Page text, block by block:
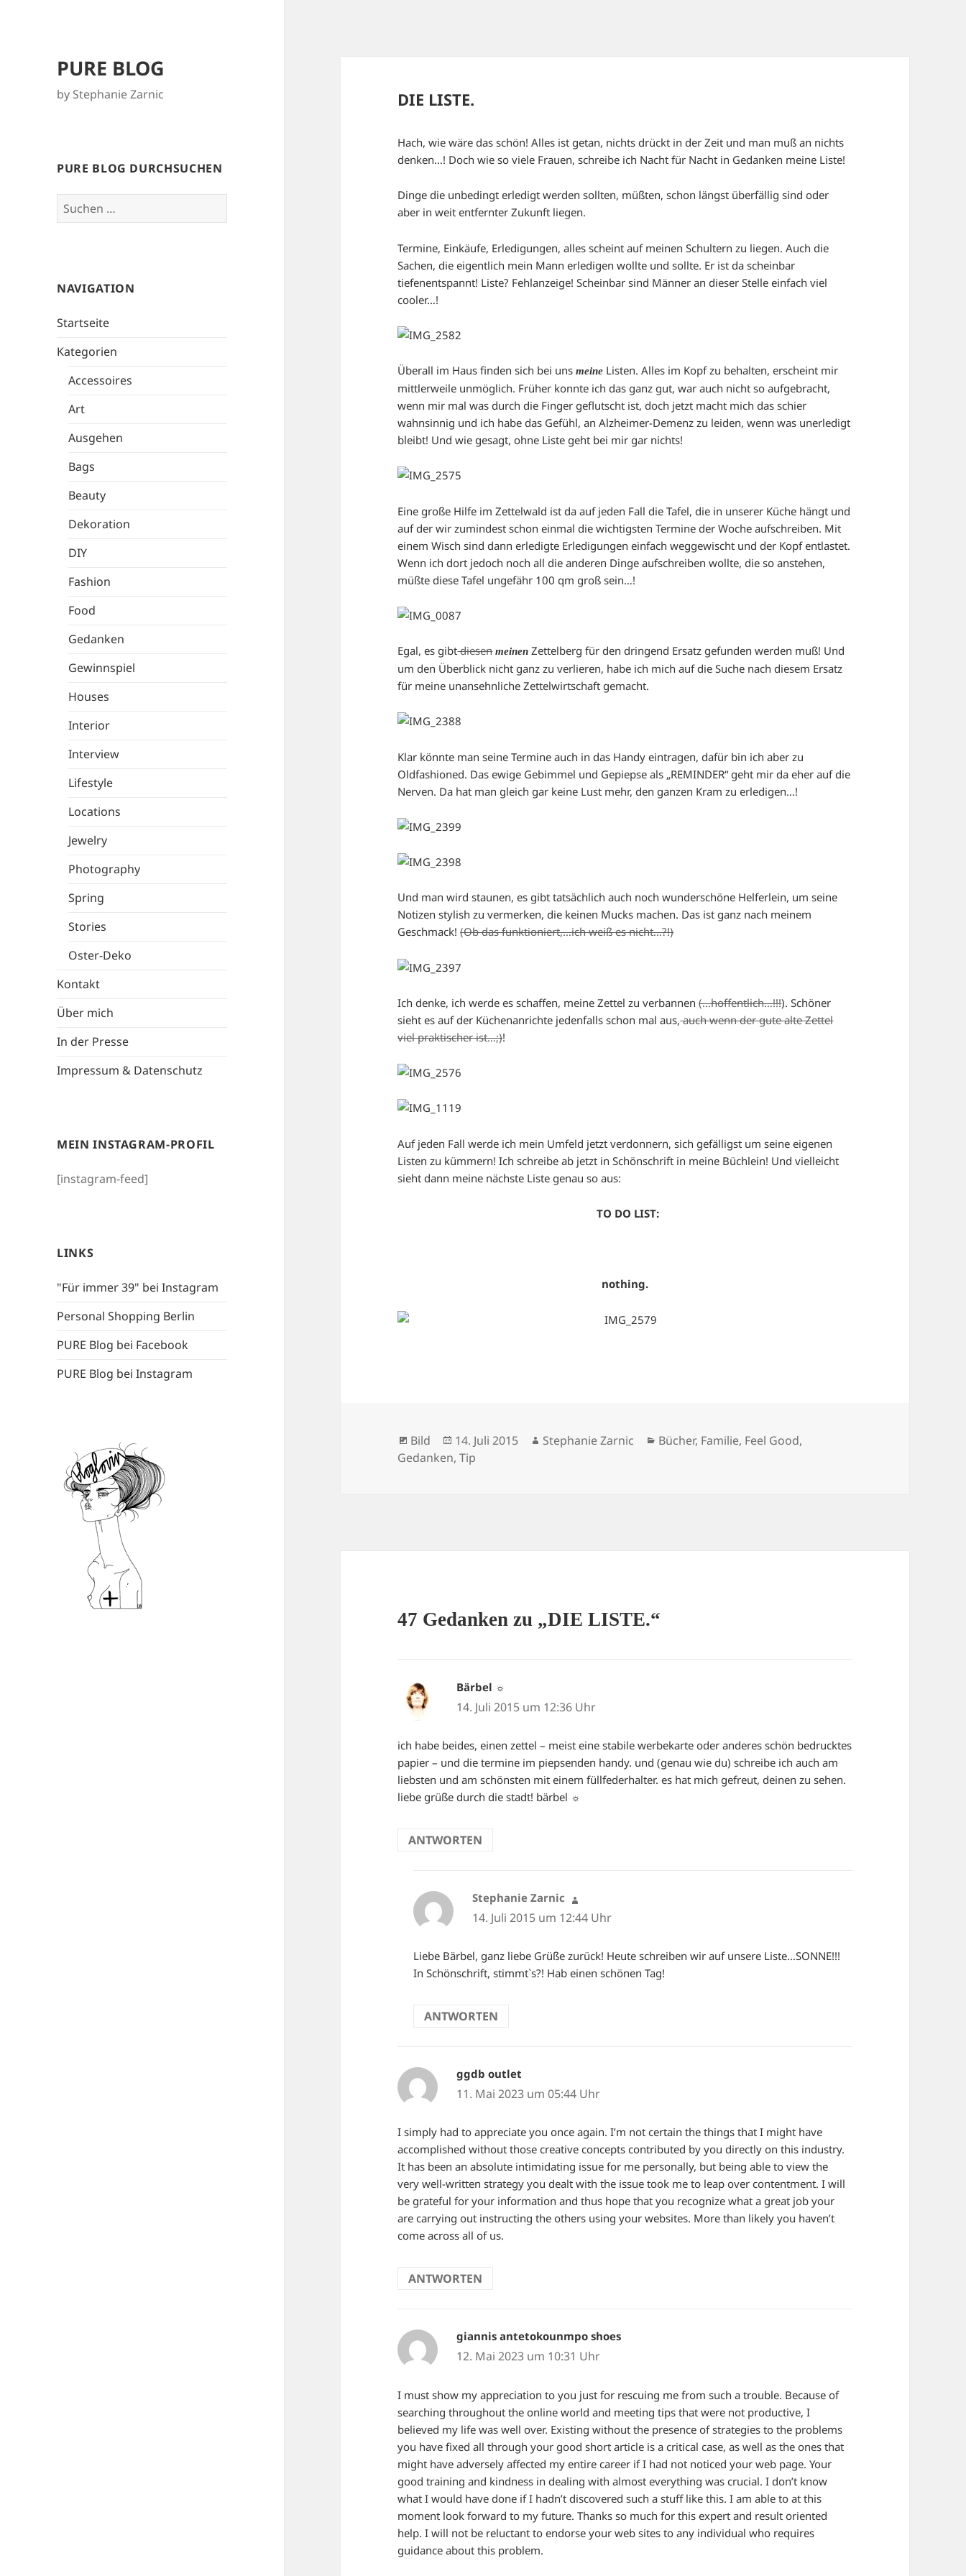
PURE BLOG
by Stephanie Zarnic
PURE BLOG DURCHSUCHEN
Suchen
nach:
NAVIGATION
Startseite
Kategorien
Accessoires
Art
Ausgehen
Bags
Beauty
Dekoration
DIY
Fashion
Food
Gedanken
Gewinnspiel
Houses
Interior
Interview
Lifestyle
Locations
Jewelry
Photography
Spring
Stories
Oster-Deko
Kontakt
Über mich
In der Presse
Impressum & Datenschutz
MEIN INSTAGRAM-PROFIL
[instagram-feed]
LINKS
"Für immer 39" bei Instagram
Personal Shopping Berlin
PURE Blog bei Facebook
PURE Blog bei Instagram
DIE LISTE.
Hach, wie wäre das schön! Alles ist getan, nichts drückt in der Zeit und man muß an nichts
denken…! Doch wie so viele Frauen, schreibe ich Nacht für Nacht in Gedanken meine Liste!
Dinge die unbedingt erledigt werden sollten, müßten, schon längst überfällig sind oder
aber in weit entfernter Zukunft liegen.
Termine, Einkäufe, Erledigungen, alles scheint auf meinen Schultern zu liegen. Auch die
Sachen, die eigentlich mein Mann erledigen wollte und sollte. Er ist da scheinbar
tiefenentspannt! Liste? Fehlanzeige! Scheinbar sind Männer an dieser Stelle einfach viel
cooler…!
Überall im Haus finden sich bei unsmeine Listen. Alles im Kopf zu behalten, erscheint mir
mittlerweile unmöglich. Früher konnte ich das ganz gut, war auch nicht so aufgebracht,
wenn mir mal was durch die Finger geflutscht ist, doch jetzt macht mich das schier
wahnsinnig und ich habe das Gefühl, an Alzheimer-Demenz zu leiden, wenn was unerledigt
bleibt! Und wie gesagt, ohne Liste geht bei mir gar nichts!
Eine große Hilfe im Zettelwald ist da auf jeden Fall die Tafel, die in unserer Küche hängt und
auf der wir zumindest schon einmal die wichtigsten Termine der Woche aufschreiben. Mit
einem Wisch sind dann erledigte Erledigungen einfach weggewischt und der Kopf entlastet.
Wenn ich dort jedoch noch all die anderen Dinge aufschreiben wollte, die so anstehen,
müßte diese Tafel ungefähr 100 qm groß sein…!
Egal, es gibtdiesen meinen Zettelberg für den dringend Ersatz gefunden werden muß! Und
um den Überblick nicht ganz zu verlieren, habe ich mich auf die Suche nach diesem Ersatz
für meine unansehnliche Zettelwirtschaft gemacht.
Klar könnte man seine Termine auch in das Handy eintragen, dafür bin ich aber zu
Oldfashioned. Das ewige Gebimmel und Gepiepse als „REMINDER“ geht mir da eher auf die
Nerven. Da hat man gleich gar keine Lust mehr, den ganzen Kram zu erledigen…!
Und man wird staunen, es gibt tatsächlich auch noch wunderschöne Helferlein, um seine
Notizen stylish zu vermerken, die keinen Mucks machen. Das ist ganz nach meinem
Geschmack!(Ob das funktioniert,…ich weiß es nicht…?!)
Ich denke, ich werde es schaffen, meine Zettel zu verbannen(…hoffentlich…!!!). Schöner
sieht es auf der Küchenanrichte jedenfalls schon mal aus,auch wenn der gute alte Zettel
viel praktischer ist…;)!
Auf jeden Fall werde ich mein Umfeld jetzt verdonnern, sich gefälligst um seine eigenen
Listen zu kümmern! Ich schreibe ab jetzt in Schönschrift in meine Büchlein! Und vielleicht
sieht dann meine nächste Liste genau so aus:
TO DO LIST:
nothing.
Format
Bild
Veröffentlicht
am
14. Juli 2015 Autor
Stephanie Zarnic Kategorien
Bücher, Familie, Feel Good,
Gedanken,Tip
47 Gedanken zu „DIE LISTE.“
Bärbel ☼
14. Juli 2015 um 12:36 Uhr
ich habe beides, einen zettel – meist eine stabile werbekarte oder anderes schön bedrucktes
papier – und die termine im piepsenden handy. und (genau wie du) schreibe ich auch am
liebsten und am schönsten mit einem füllfederhalter. es hat mich gefreut, deinen zu sehen.
liebe grüße durch die stadt! bärbel ☼
ANTWORTEN
Stephanie Zarnic sagt:
14. Juli 2015 um 12:44 Uhr
Liebe Bärbel, ganz liebe Grüße zurück! Heute schreiben wir auf unsere Liste…SONNE!!!
In Schönschrift, stimmt`s?! Hab einen schönen Tag!
ANTWORTEN
ggdb outlet
11. Mai 2023 um 05:44 Uhr
I simply had to appreciate you once again. I’m not certain the things that I might have
accomplished without those creative concepts contributed by you directly on this industry.
It has been an absolute intimidating issue for me personally, but being able to view the
very well-written strategy you dealt with the issue took me to leap over contentment. I will
be grateful for your information and thus hope that you recognize what a great job your
are carrying out instructing the others using your websites. More than likely you haven’t
come across all of us.
ANTWORTEN
giannis antetokounmpo shoessagt:
12. Mai 2023 um 10:31 Uhr
I must show my appreciation to you just for rescuing me from such a trouble. Because of
searching throughout the online world and meeting tips that were not productive, I
believed my life was well over. Existing without the presence of strategies to the problems
you have fixed all through your good short article is a critical case, as well as the ones that
might have adversely affected my entire career if I had not noticed your web page. Your
good training and kindness in dealing with almost everything was crucial. I don’t know
what I would have done if I hadn’t discovered such a stuff like this. I am able to at this
moment look forward to my future. Thanks so much for this expert and result oriented
help. I will not be reluctant to endorse your web sites to any individual who requires
guidance about this problem.